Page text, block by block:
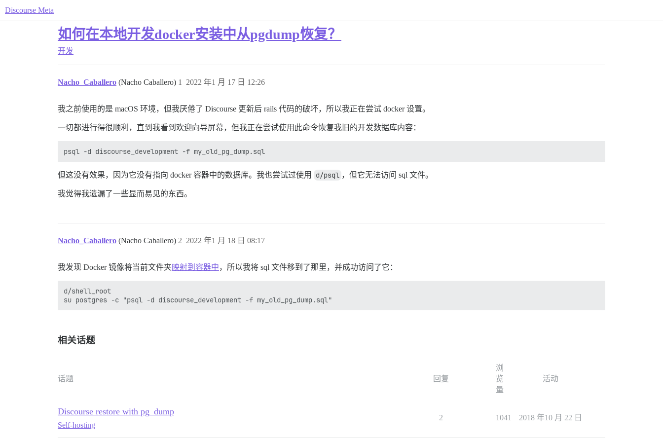
Discourse Meta
如何在本地开发docker安装中从pgdump恢复？
开发
Nacho_Caballero (Nacho Caballero) 2022 年1 月 17 日 12:26
1
我之前使用的是 macOS 环境，但我厌倦了 Discourse 更新后 rails 代码的破坏，所以我正在尝试 docker 设置。
一切都进行得很顺利，直到我看到欢迎向导屏幕，但我正在尝试使用此命令恢复我旧的开发数据库内容：
但这没有效果，因为它没有指向 docker 容器中的数据库。我也尝试过使用 d/psql ，但它无法访问 sql 文件。
我觉得我遗漏了一些显而易见的东西。
Nacho_Caballero (Nacho Caballero) 2022 年1 月 18 日 08:17
2
我发现 Docker 镜像将当前文件夹映射到容器中，所以我将 sql 文件移到了那里，并成功访问了它：
d/shell_root
相关话题
话题 回复
浏
览
量
活动
Discourse restore with pg_dump
Self-hosting
2 1041 2018 年10 月 22 日